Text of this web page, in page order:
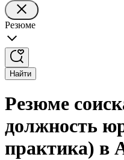
Резюме
Найти
Резюме
должность
практика) в